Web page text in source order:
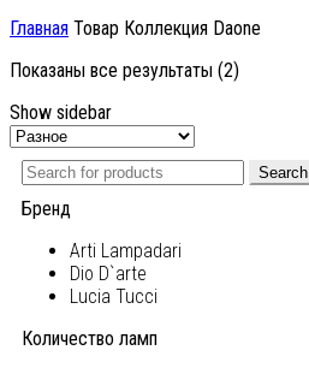
Главная Товар Коллекция Daone
Показаны все результаты (2)
Show sidebar
Search
Бренд
Arti Lampadari
Dio D`arte
Lucia Tucci
Количество ламп